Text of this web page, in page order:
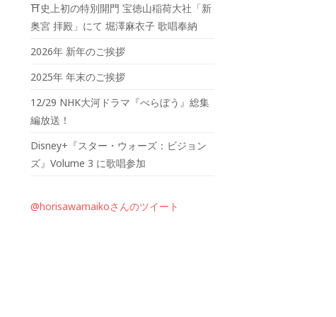
⛩️史上初の特別開門 宝徳山稲荷大社「新
奥宮 拝殿」にて 堀澤麻衣子 歌唱奉納
2026年 新年のご挨拶
2025年 年末のご挨拶
12/29 NHK大河ドラマ『べらぼう』総集
編放送！
Disney+『スター・ウォーズ：ビジョン
ズ』Volume 3 に歌唱参加
@horisawamaikoさんのツイート